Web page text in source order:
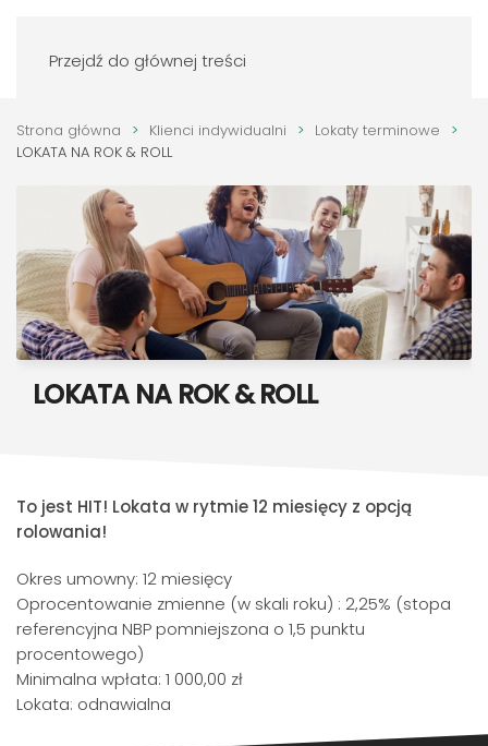
Przejdź do głównej treści
Strona główna Klienci indywidualni
Lokaty terminowe
LOKATA NA ROK & ROLL
LOKATA NA ROK & ROLL
To jest HIT! Lokata w rytmie 12 miesięcy z opcją
rolowania!
Okres umowny: 12 miesięcy
Oprocentowanie zmienne (w skali roku) : 2,25% (stopa
referencyjna NBP pomniejszona o 1,5 punktu
procentowego)
Minimalna wpłata: 1 000,00 zł
Lokata: odnawialna